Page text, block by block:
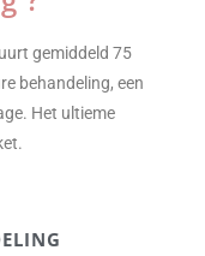
gemiddeld 75
behandeling, een
Het ultieme